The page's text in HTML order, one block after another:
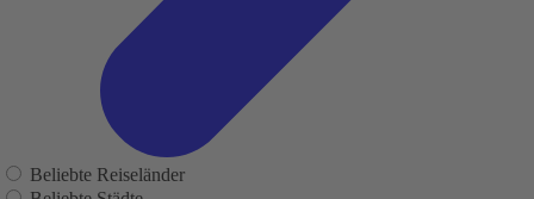
Beliebte Reiseländer